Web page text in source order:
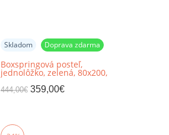
Skladom Doprava zdarma
Boxspringová posteľ,
jednolôžko, zelená, 80x200,
pravá, SAFRA
444,00€ 359,00€